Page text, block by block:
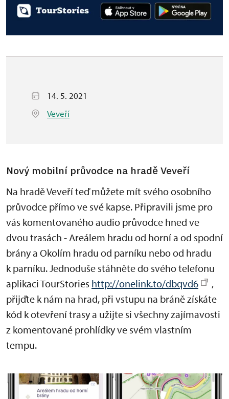
14. 5. 2021
Veveří
Nový mobilní průvodce na hradě Veveří
Na hradě Veveří teď můžete mít svého osobního
průvodce přímo ve své kapse. Připravili jsme pro
vás komentovaného audio průvodce hned ve
dvou trasách - Areálem hradu od horní a od spodní
brány a Okolím hradu od parníku nebo od hradu
k parníku. Jednoduše stáhněte do svého telefonu
aplikaci TourStories http://onelink.to/dbqvd6
,
přijďte k nám na hrad, při vstupu na bráně získáte
kód k otevření trasy a užijte si všechny zajímavosti
z komentované prohlídky ve svém vlastním
tempu.